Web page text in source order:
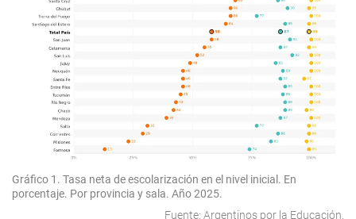
Gráfico 1. Tasa neta de escolarización en el nivel inicial. En
porcentaje. Por provincia y sala. Año 2025.
Fuente: Argentinos por la Educación.